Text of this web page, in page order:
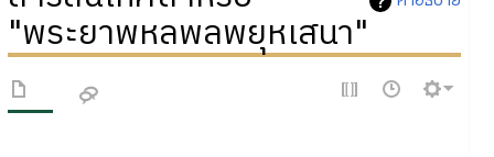
"พระยาพหลพลพยุหเสนา"